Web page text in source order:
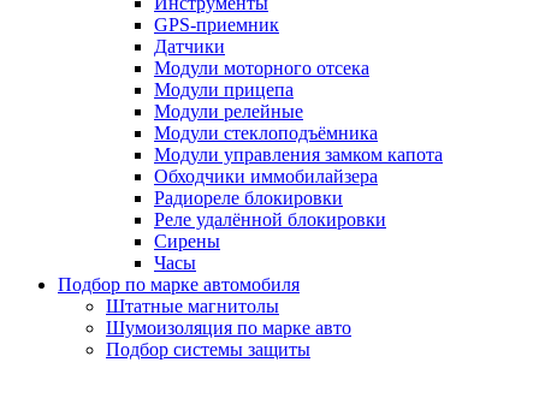
GPS-приемник
Датчики
Модули моторного отсека
Модули прицепа
Модули релейные
Модули стеклоподъёмника
Модули управления замком капота
Обходчики иммобилайзера
Радиореле блокировки
Реле удалённой блокировки
Сирены
Часы
Подбор по марке автомобиля
Штатные магнитолы
Шумоизоляция по марке авто
Подбор системы защиты